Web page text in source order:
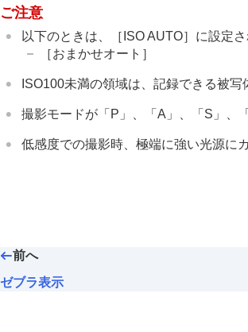
動画の音声を記録する
動画を撮影しながら静止
TC/UB設定
画像と音声をライブ配
カメラをカスタマイズする
クラウドサービスを利用する
資料
ご注意
以下のときは、 ［ISO AUTO］ に設定さ
［おまかせオート］
ISO100未満の領域は、記録できる被
撮影モードが「P」、「A」、「S」、
低感度での撮影時、極端に強い光源に
前へ
ゼブラ表示